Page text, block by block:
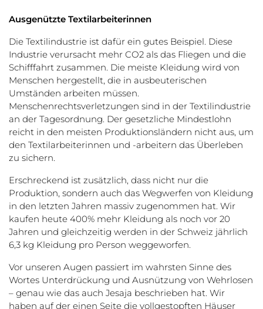
Ausgenützte Textilarbeiterinnen
Die Textilindustrie ist dafür ein gutes Beispiel. Diese
Industrie verursacht mehr CO2 als das Fliegen und die
Schifffahrt zusammen. Die meiste Kleidung wird von
Menschen hergestellt, die in ausbeuterischen
Umständen arbeiten müssen.
Menschenrechtsverletzungen sind in der Textilindustrie
an der Tagesordnung. Der gesetzliche Mindestlohn
reicht in den meisten Produktionsländern nicht aus, um
den Textilarbeiterinnen und -arbeitern das Überleben
zu sichern.
Erschreckend ist zusätzlich, dass nicht nur die
Produktion, sondern auch das Wegwerfen von Kleidung
in den letzten Jahren massiv zugenommen hat. Wir
kaufen heute 400% mehr Kleidung als noch vor 20
Jahren und gleichzeitig werden in der Schweiz jährlich
6,3 kg Kleidung pro Person weggeworfen.
Vor unseren Augen passiert im wahrsten Sinne des
Wortes Unterdrückung und Ausnützung von Wehrlosen
– genau wie das auch Jesaja beschrieben hat. Wir
haben auf der einen Seite die vollgestopften Häuser